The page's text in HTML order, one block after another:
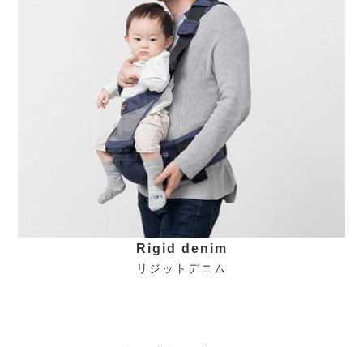
Rigid denim
リジットデニム